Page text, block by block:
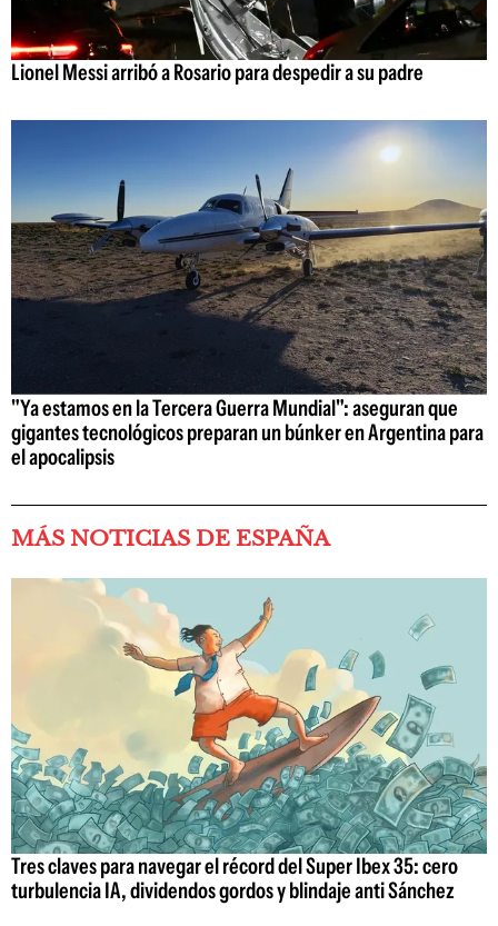
Lionel Messi arribó a Rosario para despedir a su padre
"Ya estamos en la Tercera Guerra Mundial": aseguran que
gigantes tecnológicos preparan un búnker en Argentina para
el apocalipsis
MÁS NOTICIAS DE ESPAÑA
Tres claves para navegar el récord del Super Ibex 35: cero
turbulencia IA, dividendos gordos y blindaje anti Sánchez